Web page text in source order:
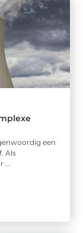
een
Als
...